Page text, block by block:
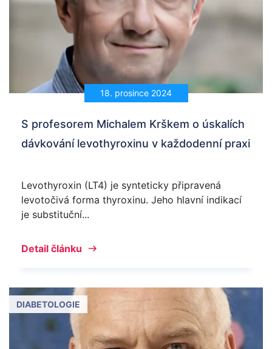
18. prosince 2024
S profesorem Michalem Krškem o úskalích
dávkování levothyroxinu v každodenní praxi
Levothyroxin (LT4) je synteticky připravená
levotočivá forma thyroxinu. Jeho hlavní indikací
je substituční...
Detail článku
DIABETOLOGIE